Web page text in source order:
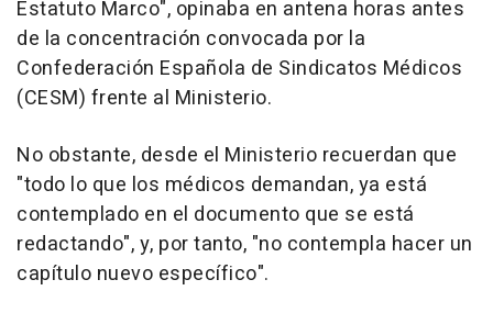
Estatuto Marco", opinaba en antena horas antes
de la concentración convocada por la
Confederación Española de Sindicatos Médicos
(CESM) frente al Ministerio.
No obstante, desde el Ministerio recuerdan que
"todo lo que los médicos demandan, ya está
contemplado en el documento que se está
redactando", y, por tanto, "no contempla hacer un
capítulo nuevo específico".